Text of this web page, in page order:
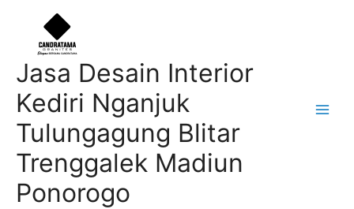
Jasa Desain Interior
Kediri Nganjuk
Tulungagung Blitar
Trenggalek Madiun
Ponorogo
navigation